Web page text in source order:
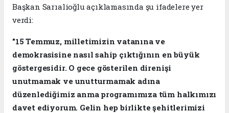
Başkan Sarıalioğlu açıklamasında şu ifadelere yer
verdi:
"15 Temmuz, milletimizin vatanına ve
demokrasisine nasıl sahip çıktığının en büyük
göstergesidir. O gece gösterilen direnişi
unutmamak ve unutturmamak adına
düzenlediğimiz anma programımıza tüm halkımızı
davet ediyorum. Gelin hep birlikte şehitlerimizi